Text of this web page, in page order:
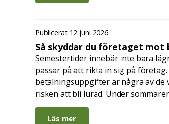
Publicerat 12 juni 2026
Så skyddar du företaget mot
Semestertider innebär inte bara
passar på att rikta in sig på
betalningsuppgifter är några av de
risken att bli lurad. Under
Läs mer